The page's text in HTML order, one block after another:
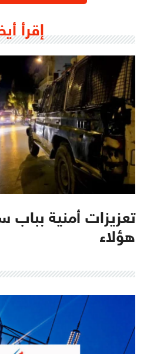
إقرأ
تعزيزات أمنية
هؤلاء